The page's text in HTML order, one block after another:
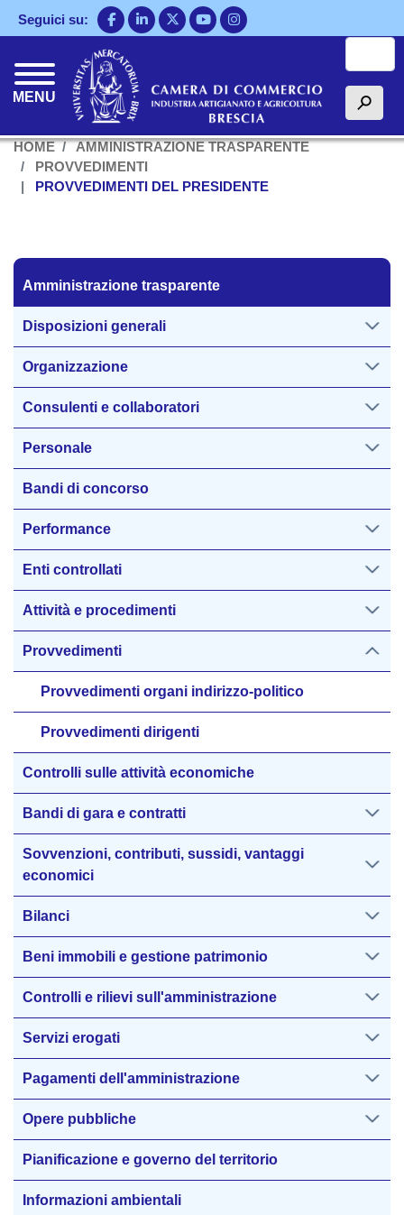
Salta
al
Seguici su:
MENU h
HOME
AMMINISTRAZIONE TRASPARENTE
PROVVEDIMENTI
PROVVEDIMENTI DEL PRESIDENTE
Amministrazione trasparente
Amministrazione trasparente
Disposizioni generali
Organizzazione
Consulenti e collaboratori
Personale
Bandi di concorso
Performance
Enti controllati
Attività e procedimenti
Provvedimenti
Provvedimenti organi indirizzo-politico
Provvedimenti dirigenti
Controlli sulle attività economiche
Bandi di gara e contratti
Sovvenzioni, contributi, sussidi, vantaggi
economici
Bilanci
Beni immobili e gestione patrimonio
Controlli e rilievi sull'amministrazione
Servizi erogati
Pagamenti dell'amministrazione
Opere pubbliche
Pianificazione e governo del territorio
Informazioni ambientali